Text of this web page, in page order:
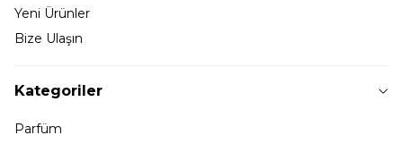
Yeni Ürünler
Bize Ulaşın
Kategoriler
Parfüm